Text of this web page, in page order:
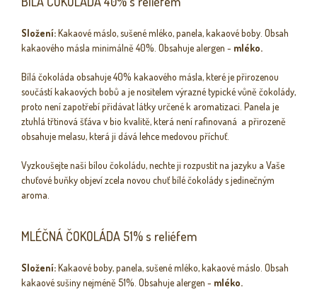
Složení:Kakaové máslo, sušené mléko, panela, kakaové boby. Obsah
kakaového másla minimálně 40%. Obsahuje alergen - mléko.
Bílá čokoláda obsahuje 40% kakaového másla, které je přirozenou
součástí kakaových bobů a je nositelem výrazné typické vůně čokolády,
proto není zapotřebí přidávat látky určené k aromatizaci. Panela je
ztuhlá třtinová šťáva v bio kvalitě, která není rafinovaná a přirozeně
obsahuje melasu, která ji dává lehce medovou příchuť.
Vyzkoušejte naši bílou čokoládu, nechte ji rozpustit na jazyku a Vaše
chuťové buňky objeví zcela novou chuť bílé čokolády s jedinečným
aroma.
MLÉČNÁ ČOKOLÁDA 51% s reliéfem
Složení:Kakaové boby, panela, sušené mléko, kakaové máslo. Obsah
kakaové sušiny nejméně 51%. Obsahuje alergen - mléko.